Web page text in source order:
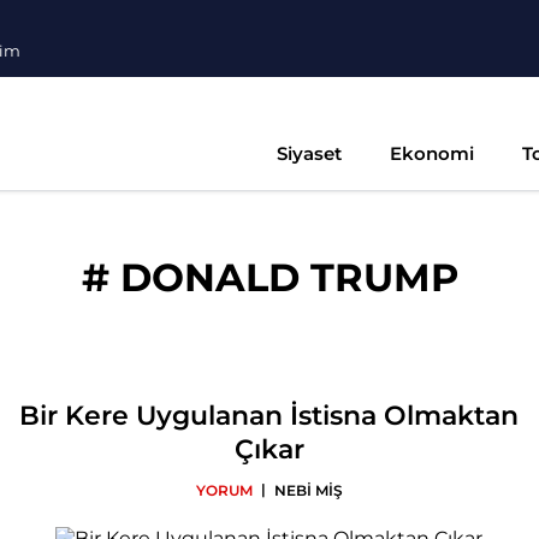
Siyaset Ekonomi
# DONALD TRUMP
Bir Kere Uygulanan İstisna Olmaktan
Çıkar
YORUM | NEBİ MİŞ